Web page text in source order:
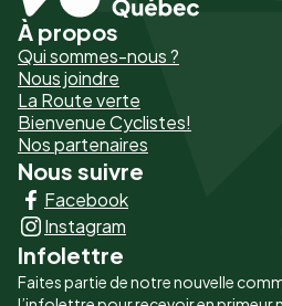
Pied
de
page
-
Liens
principaux
À propos
Qui sommes-nous ?
Nous joindre
La Route verte
Bienvenue Cyclistes!
Nos partenaires
Nous suivre
Facebook
Instagram
Infolettre
Faites partie de notre nouvelle